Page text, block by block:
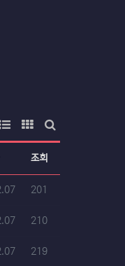
렬
스타일
웹진 스타일갤러리 스타일
게시판 검색
조회
조회
201
조회
210
조회
219